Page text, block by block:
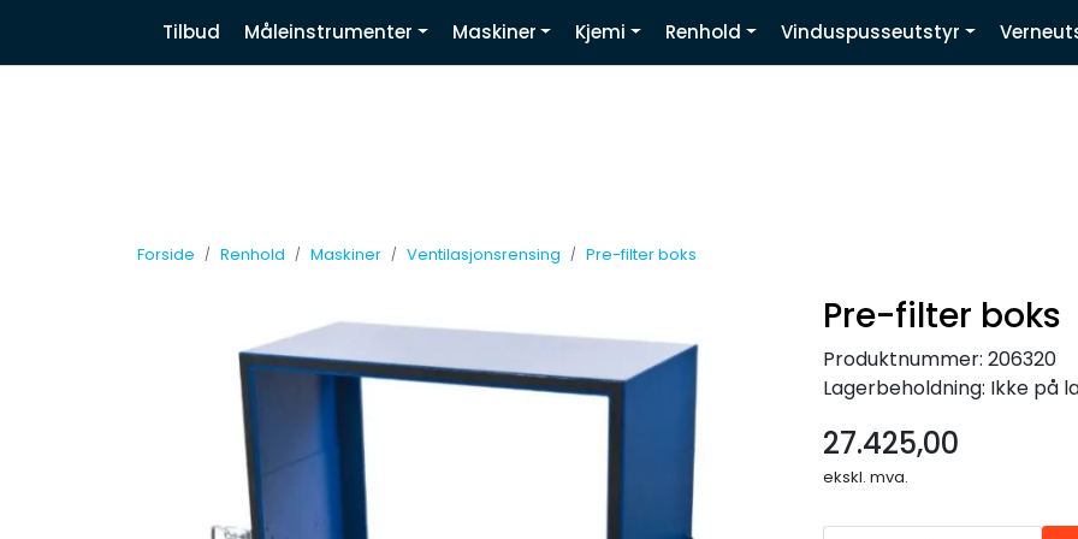
Nyhetsbrev | Facebook | Linkedin | Youtube
Tilbud Måleinstrumenter Maskiner Kjemi Renhold Vinduspusseutstyr
Forside Renhold Maskiner Ventilasjonsrensing Pre-filter boks
Pre-filter boks
Produktnummer: 206320
Lagerbeholdning: Ikke på
27.425,00
ekskl. mva.